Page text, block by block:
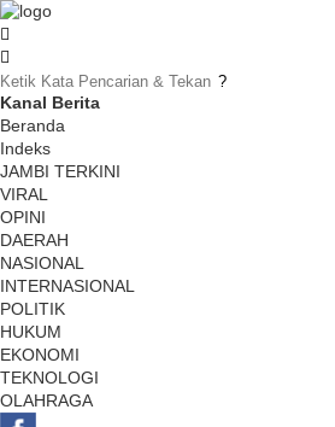
Kanal Berita
Beranda
Indeks
JAMBI TERKINI
VIRAL
OPINI
DAERAH
NASIONAL
INTERNASIONAL
POLITIK
HUKUM
EKONOMI
TEKNOLOGI
OLAHRAGA